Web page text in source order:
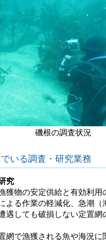
磯根の調査状況
いる調査・研究業務
究
獲物の安定供給と有効利用
よる作業の軽減化、急潮（
遇しても破損しない定置網
網で漁獲される魚や海況に